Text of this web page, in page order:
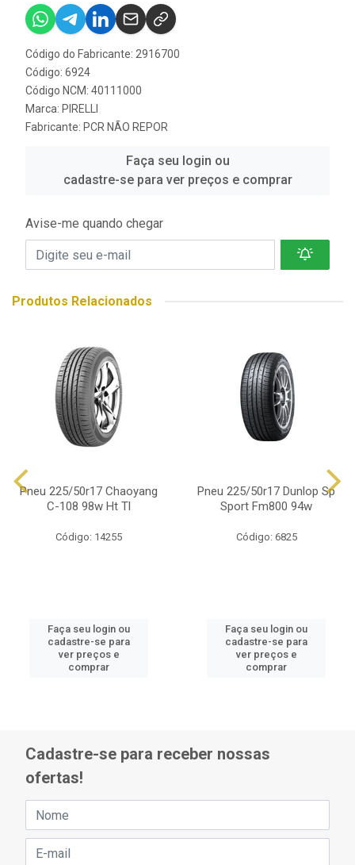
Código do Fabricante: 2916700
Código: 6924
Código NCM: 40111000
Marca: PIRELLI
Fabricante: PCR NÃO REPOR
Faça seu login ou
cadastre-se para ver preços e comprar
Avise-me quando chegar
Produtos Relacionados
Pneu 225/50r17 Chaoyang
C-108 98w Ht Tl
Código: 14255
Faça seu login ou
cadastre-se para
ver preços e
comprar
Pneu 225/50r17 Dunlop Sp
Sport Fm800 94w
Código: 6825
Faça seu login ou
cadastre-se para
ver preços e
comprar
Cadastre-se para receber nossas
ofertas!